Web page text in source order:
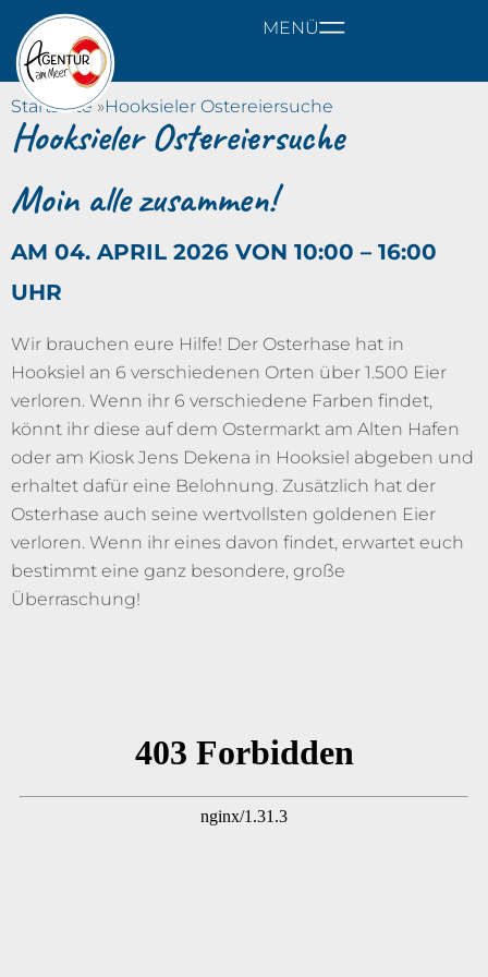
MENÜ
Startseite »Hooksieler Ostereiersuche
Hooksieler Ostereiersuche
Moin alle zusammen!
AM 04. APRIL 2026 VON 10:00 – 16:00
UHR
Wir brauchen eure Hilfe! Der Osterhase hat in
Hooksiel an 6 verschiedenen Orten über 1.500 Eier
verloren. Wenn ihr 6 verschiedene Farben findet,
könnt ihr diese auf dem Ostermarkt am Alten Hafen
oder am Kiosk Jens Dekena in Hooksiel abgeben und
erhaltet dafür eine Belohnung. Zusätzlich hat der
Osterhase auch seine wertvollsten goldenen Eier
verloren. Wenn ihr eines davon findet, erwartet euch
bestimmt eine ganz besondere, große
Überraschung!